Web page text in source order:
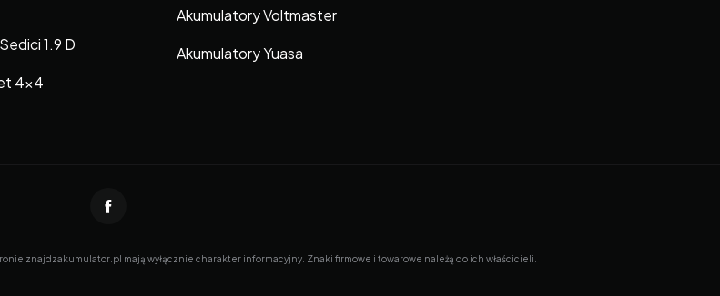
1.9 D
4×4
Akumulatory Voltmaster
Akumulatory Yuasa
znajdzakumulator.pl mają wyłącznie charakter informacyjny. Znaki firmowe i towarowe należą do ich właścicieli.